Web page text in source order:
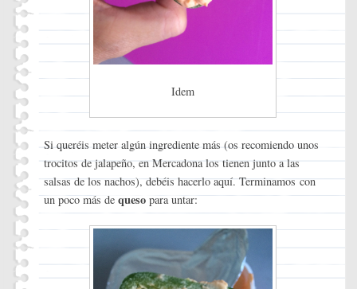
Idem
Si queréis meter algún ingrediente más (os recomiendo unos
trocitos de jalapeño, en Mercadona los tienen junto a las
salsas de los nachos), debéis hacerlo aquí. Terminamos con
un poco más de queso para untar: